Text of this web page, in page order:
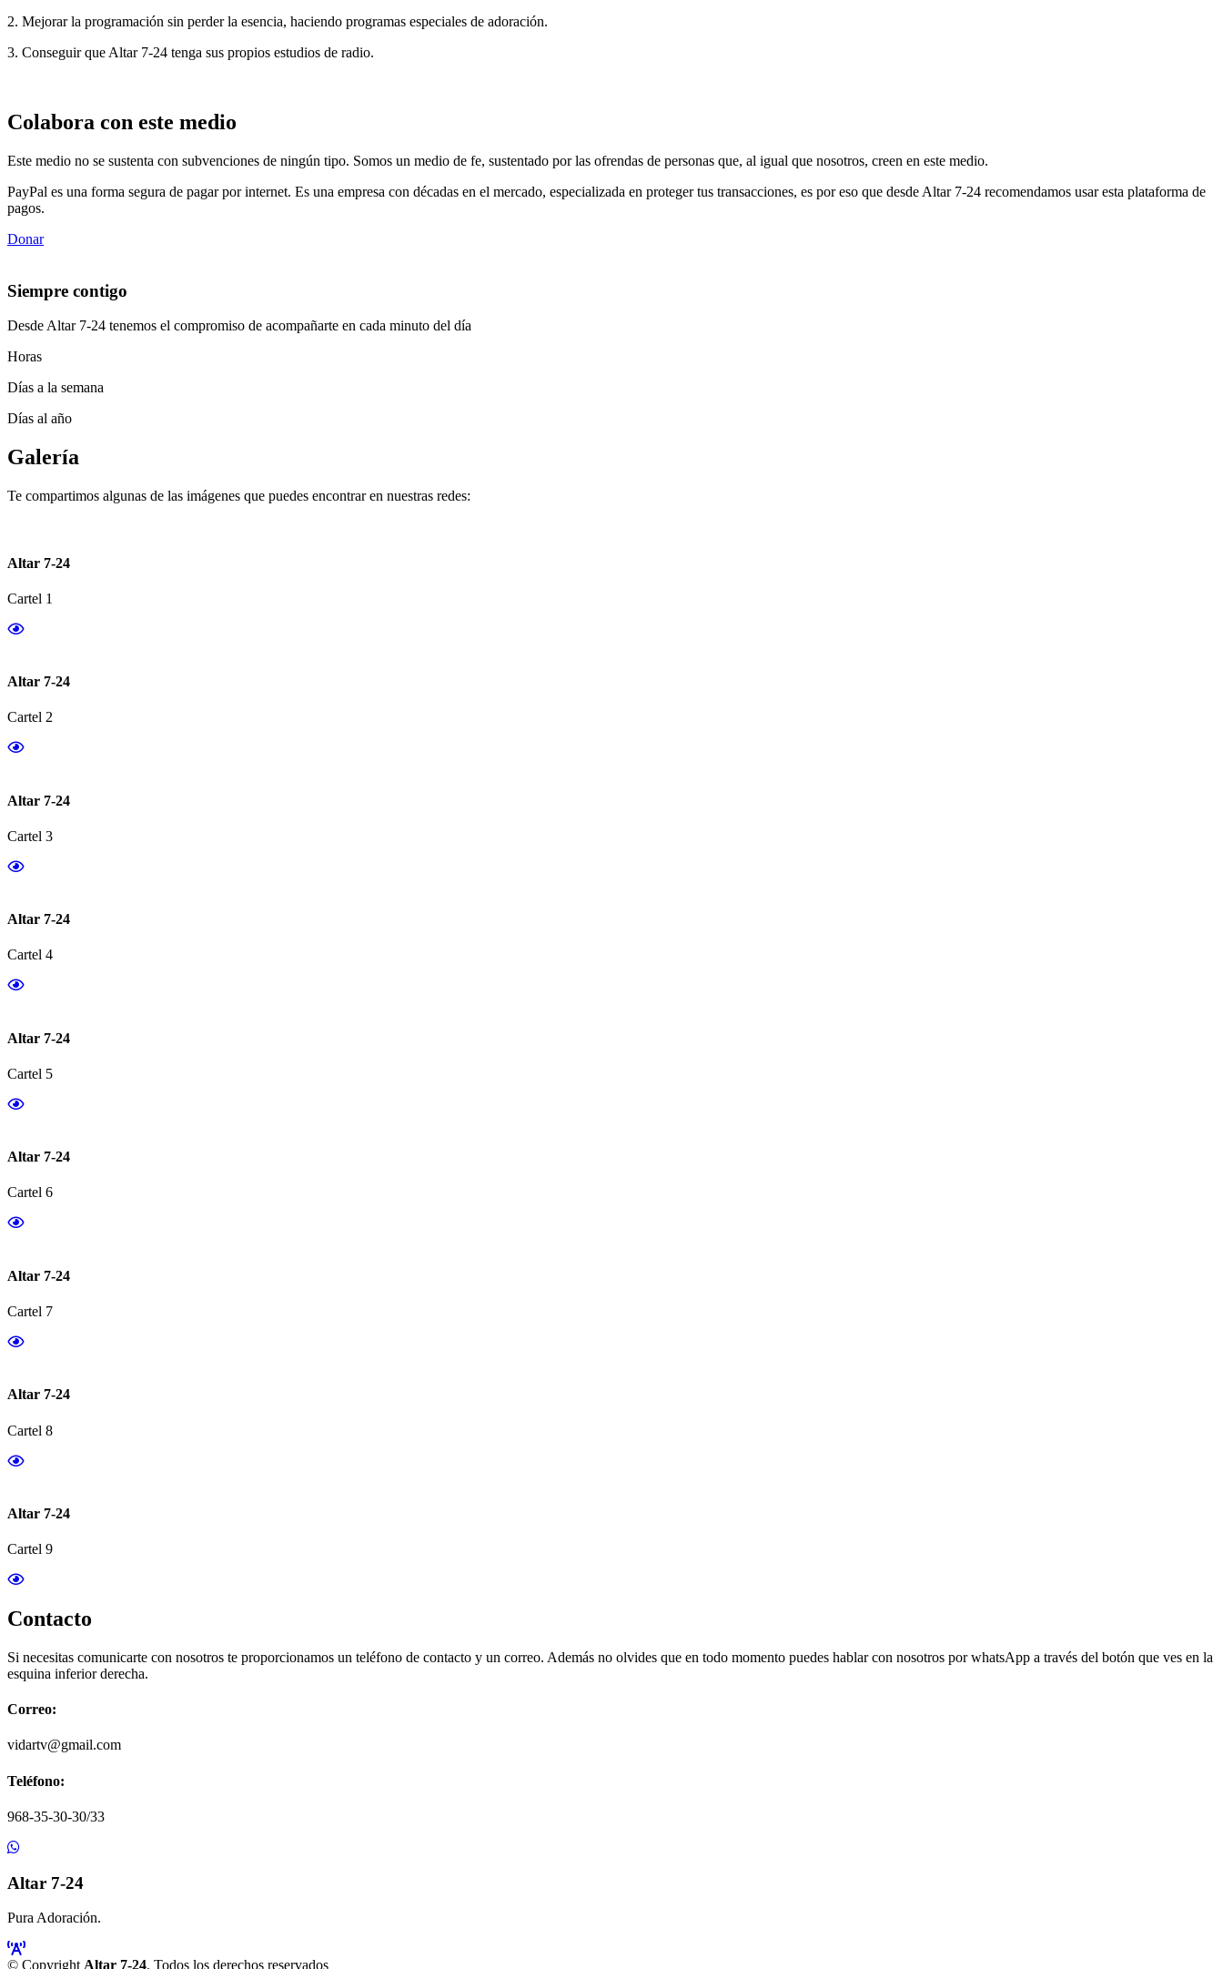
2. Mejorar la programación sin perder la esencia, haciendo programas especiales de adoración.
3. Conseguir que Altar 7-24 tenga sus propios estudios de radio.
Colabora con este medio
Este medio no se sustenta con subvenciones de ningún tipo. Somos un medio de fe, sustentado por las ofrendas de personas que, al igual que nosotros, creen en este medio.
PayPal es una forma segura de pagar por internet. Es una empresa con décadas en el mercado, especializada en proteger tus transacciones, es por eso que desde Altar 7-24 recomendamos usar esta plataforma de
pagos.
Donar
Siempre contigo
Desde Altar 7-24 tenemos el compromiso de acompañarte en cada minuto del día
Horas
Días a la semana
Días al año
Galería
Te compartimos algunas de las imágenes que puedes encontrar en nuestras redes:
Altar 7-24
Cartel 1
Altar 7-24
Cartel 2
Altar 7-24
Cartel 3
Altar 7-24
Cartel 4
Altar 7-24
Cartel 5
Altar 7-24
Cartel 6
Altar 7-24
Cartel 7
Altar 7-24
Cartel 8
Altar 7-24
Cartel 9
Contacto
Si necesitas comunicarte con nosotros te proporcionamos un teléfono de contacto y un correo. Además no olvides que en todo momento puedes hablar con nosotros por whatsApp a través del botón que ves en la
esquina inferior derecha.
Correo:
vidartv@gmail.com
Teléfono:
968-35-30-30/33
Altar 7-24
Pura Adoración.
© Copyright Altar 7-24. Todos los derechos reservados